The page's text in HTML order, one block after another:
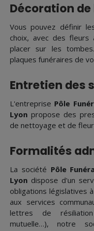
Décoration
Vous pouvez définir
choix, avec des
placer sur les
plaques funéraires de
Entretien des
L'entreprise Pôle
Lyon propose des
de nettoyage et de
Formalités
La société Pôle
Lyon dispose d'un
obligations législatives
aux services
lettres de résiliation
mutuelle…), notre